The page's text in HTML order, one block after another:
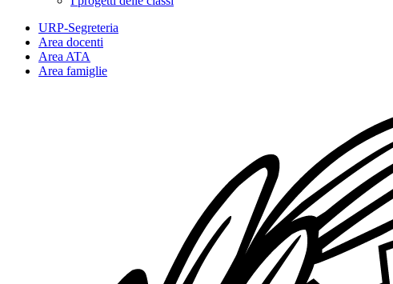
URP-Segreteria
Area docenti
Area ATA
Area famiglie